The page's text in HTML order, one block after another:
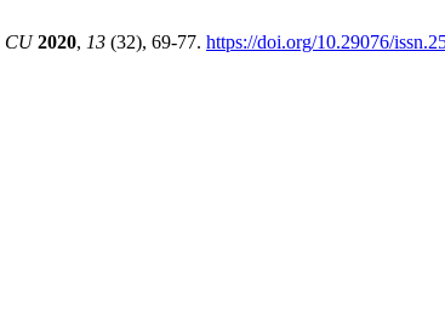
CU 2020, 13 (32), 69-77. https://doi.org/10.29076/